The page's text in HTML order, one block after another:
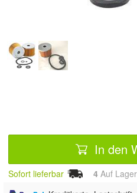
In den
Sofort lieferbar 4 Auf